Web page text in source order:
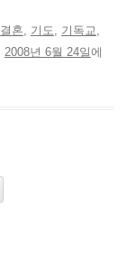
결혼 기도 기독교
2008년 6월 24일에